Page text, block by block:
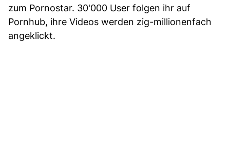
zum Pornostar. 30'000 User folgen ihr auf
Pornhub, ihre Videos werden zig-millionenfach
angeklickt.